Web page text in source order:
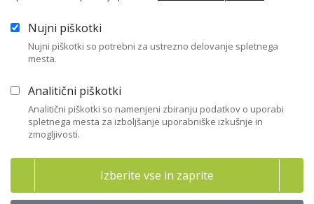
create adaptable, innovative businesses with sustainable advantages.
Celoten dokument je na voljo samo članom ZNS.
Nečlanom omogočamo prenos dveh celotnih
Nujni piškotki
Nujni piškotki so potrebni za ustrezno delovanje spletnega
mesta.
Analitični piškotki
Analitični piškotki so namenjeni zbiranju podatkov o uporabi
spletnega mesta za izboljšanje uporabniške izkušnje in
zmogljivosti.
Izberite vse in zaprite